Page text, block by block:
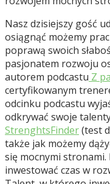
Nasz dzisiejszy gość
osiągnąć możemy
poprawą swoich
pasjonatem rozwoju
autorem podcastu Z
certyfikowanym
odcinku podcastu
odkrywać swoje
StrenghtsFinder(test
także jak możemy
się mocnymi
inwestować czas w